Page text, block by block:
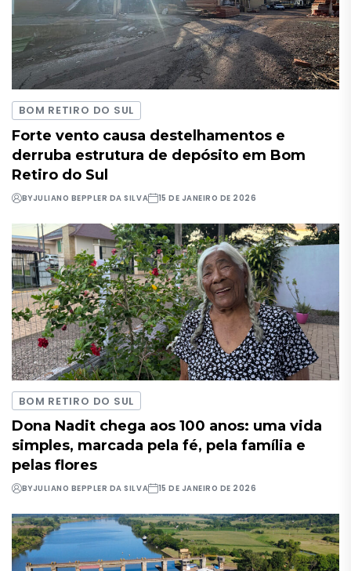
BOM RETIRO DO SUL
Forte vento causa destelhamentos e
derruba estrutura de depósito em Bom
Retiro do Sul
BYJULIANO BEPPLER DA SILVA 15 DE JANEIRO DE 2026
BOM RETIRO DO SUL
Dona Nadit chega aos 100 anos: uma vida
simples, marcada pela fé, pela família e
pelas flores
BYJULIANO BEPPLER DA SILVA 15 DE JANEIRO DE 2026